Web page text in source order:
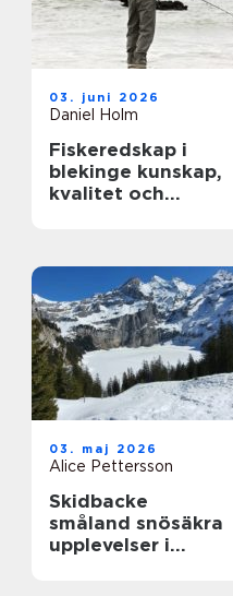
03. juni 2026
Daniel Holm
Fiskeredskap i
blekinge kunskap,
kvalitet och
03. maj 2026
Alice Pettersson
Skidbacke
småland snösäkra
upplevelser i